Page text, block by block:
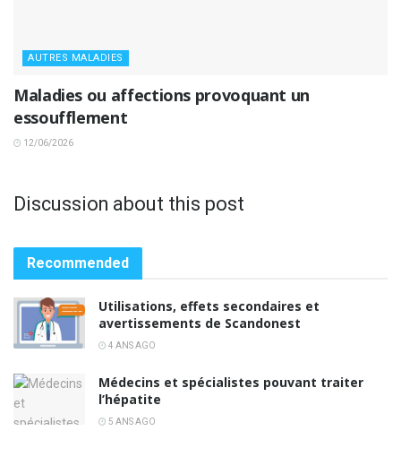
AUTRES MALADIES
Maladies ou affections provoquant un
essoufflement
12/06/2026
Discussion about this post
Recommended
Utilisations, effets secondaires et
avertissements de Scandonest
4 ANS AGO
Médecins et spécialistes pouvant traiter
l’hépatite
5 ANS AGO